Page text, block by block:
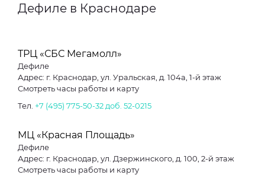
Дефиле в Краснодаре
ТРЦ «СБС Мегамолл»
Дефиле
Адрес: г. Краснодар, ул. Уральская, д. 104а, 1-й этаж
Смотреть часы работы и карту
Тел. +7 (495) 775-50-32 доб. 52-0215
МЦ «Красная Площадь»
Дефиле
Адрес: г. Краснодар, ул. Дзержинского, д. 100, 2-й этаж
Смотреть часы работы и карту